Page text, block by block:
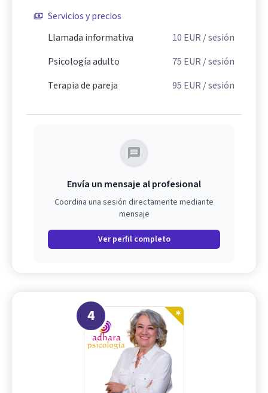
Servicios y precios
Llamada informativa
10 EUR / sesión
Psicología adulto
75 EUR / sesión
Terapia de pareja
95 EUR / sesión
Envía un mensaje al profesional
Coordina una sesión directamente mediante
mensaje
Ver perfil completo
4